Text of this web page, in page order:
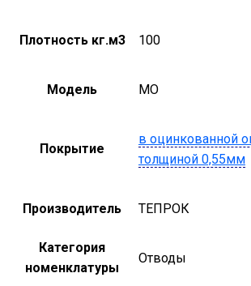
Плотность кг.м3 100
Модель MO
Покрытие
в оцинкованной
толщиной 0,55мм
Производитель ТЕПРОК
Категория
номенклатуры
Отводы